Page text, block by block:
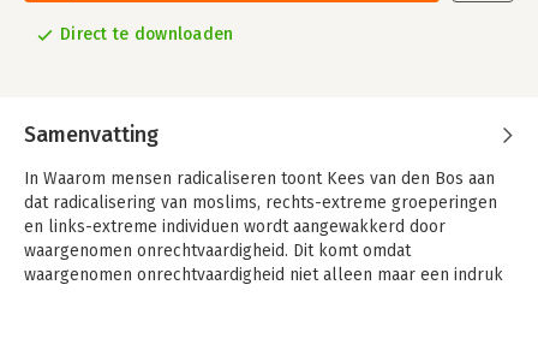
Direct te downloaden
Samenvatting
In Waarom mensen radicaliseren toont Kees van den Bos aan
dat radicalisering van moslims, rechts-extreme groeperingen
en links-extreme individuen wordt aangewakkerd door
waargenomen onrechtvaardigheid. Dit komt omdat
waargenomen onrechtvaardigheid niet alleen maar een indruk